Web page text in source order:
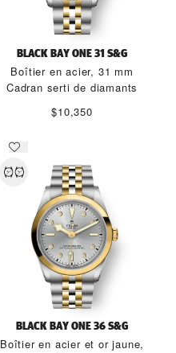
BLACK BAY ONE 31 S&G
Boîtier en acier, 31 mm
Cadran serti de diamants
$10,350
BLACK BAY ONE 36 S&G
Boîtier en acier et or jaune,